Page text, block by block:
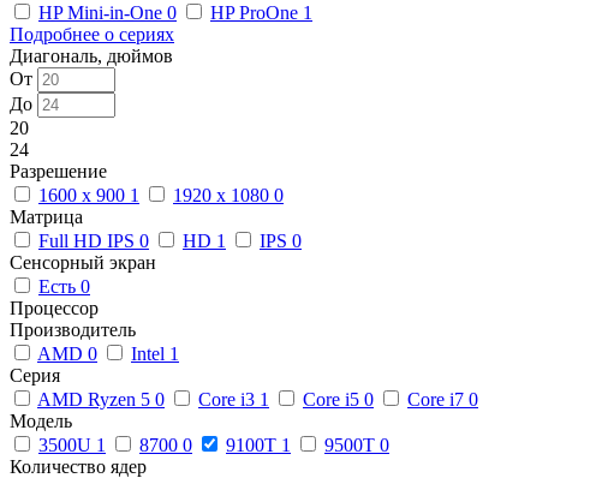
HP Mini-in-One 0 HP ProOne 1
Подробнее о сериях
Диагональ, дюймов
От
До
20
24
Разрешение
1600 x 900 1 1920 x 1080 0
Матрица
Full HD IPS 0 HD 1 IPS 0
Сенсорный экран
Есть 0
Процессор
Производитель
AMD 0 Intel 1
Серия
AMD Ryzen 5 0 Core i3 1 Core i5 0 Core i7 0
Модель
3500U 1 8700 0 9100T 1 9500T 0
Количество ядер